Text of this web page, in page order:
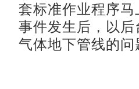
套标准作业程序
事件发生后，以
气体地下管线的